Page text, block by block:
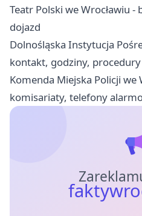
Teatr Polski we Wrocławiu
dojazd
Dolnośląska Instytucja
kontakt, godziny, procedury
Komenda Miejska Policji we
komisariaty, telefony